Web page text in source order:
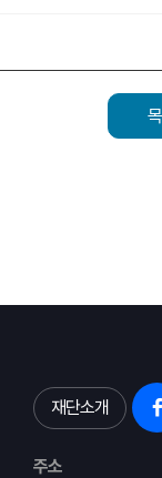
재단소개
주소